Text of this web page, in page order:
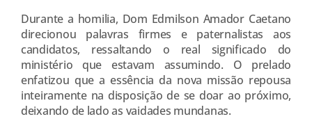
Durante a homilia, Dom Edmilson Amador Caetano
direcionou palavras firmes e paternalistas aos
candidatos, ressaltando o real significado do
ministério que estavam assumindo. O prelado
enfatizou que a essência da nova missão repousa
inteiramente na disposição de se doar ao próximo,
deixando de lado as vaidades mundanas.